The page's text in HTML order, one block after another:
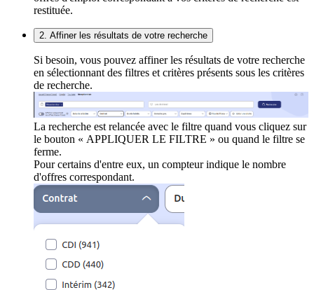
restituée.
2. Affiner les résultats de votre recherche
Si besoin, vous pouvez affiner les résultats de votre recherche
en sélectionnant des filtres et critères présents sous les critères
de recherche.
La recherche est relancée avec le filtre quand vous cliquez sur
le bouton « APPLIQUER LE FILTRE » ou quand le filtre se
ferme.
Pour certains d'entre eux, un compteur indique le nombre
d'offres correspondant.